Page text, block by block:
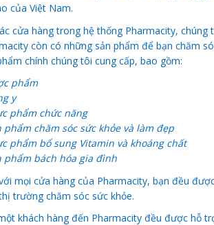
của Việt Nam.
cửa hàng trong hệ thống Pharmacity,
còn có những sản phẩm để bạn chăm
chính chúng tôi cung cấp, bao gồm:
phẩm
y
phẩm chức năng
phẩm chăm sóc sức khỏe và làm đẹp
phẩm bổ sung Vitamin và khoáng chất
phẩm bách hóa gia đình
mọi cửa hàng của Pharmacity, bạn đều
trường chăm sóc sức khỏe.
khách hàng đến Pharmacity đều được hỗ